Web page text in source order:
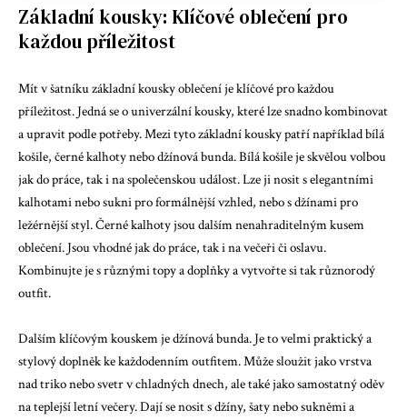
Základní kousky: Klíčové oblečení pro
každou příležitost
Mít v šatníku základní kousky oblečení je klíčové pro každou
příležitost. Jedná se o univerzální kousky, které lze snadno kombinovat
a upravit podle potřeby. Mezi tyto základní kousky patří například bílá
košile, černé kalhoty nebo džínová bunda. Bílá košile je skvělou volbou
jak do práce, tak i na společenskou událost. Lze ji nosit s elegantními
kalhotami nebo sukni pro formálnější vzhled, nebo s džínami pro
ležérnější styl. Černé kalhoty jsou dalším nenahraditelným kusem
oblečení. Jsou vhodné jak do práce, tak i na večeři či oslavu.
Kombinujte je s různými topy a doplňky a vytvořte si tak různorodý
outfit.
Dalším klíčovým kouskem je džínová bunda. Je to velmi praktický a
stylový doplněk ke každodenním outfitem. Může sloužit jako vrstva
nad triko nebo svetr v chladných dnech, ale také jako samostatný oděv
na teplejší letní večery. Dají se nosit s džíny, šaty nebo sukněmi a